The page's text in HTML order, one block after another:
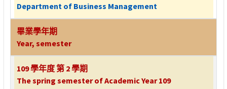
Department of Business Management
畢業學年期
Year, semester
109 學年度 第 2 學期
The spring semester of Academic Year 109